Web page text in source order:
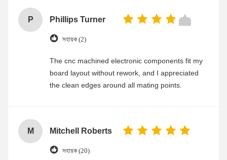
P Phillips Turner
সহায়ক (2)
The cnc machined electronic components fit my
board layout without rework, and I appreciated
the clean edges around all mating points.
M Mitchell Roberts
সহায়ক (20)